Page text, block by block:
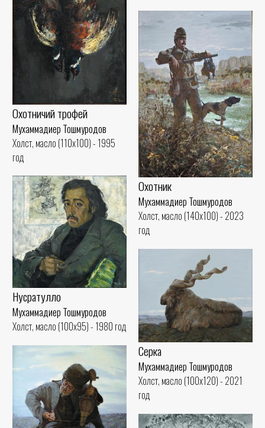
Охотничий трофей
Мухаммадиер Тошмуродов
Холст, масло (110x100) - 1995
год
Охотник
Мухаммадиер Тошмуродов
Холст, масло (140x100) - 2023
год
Нусратулло
Мухаммадиер Тошмуродов
Холст, масло (100x95) - 1980 год
Серка
Мухаммадиер Тошмуродов
Холст, масло (100x120) - 2021
год